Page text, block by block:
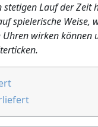
stetigen Lauf der Zeit
spielerische Weise,
Uhren wirken können